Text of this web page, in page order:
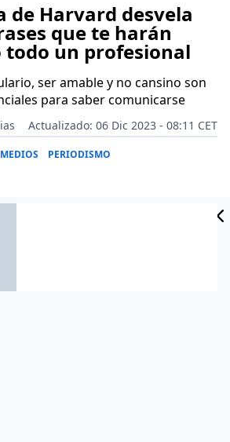
de Harvard desvela
que te harán
todo un profesional
ser amable y no cansino son
para saber comunicarse
Actualizado: 06 Dic 2023 - 08:11 CET
PERIODISMO